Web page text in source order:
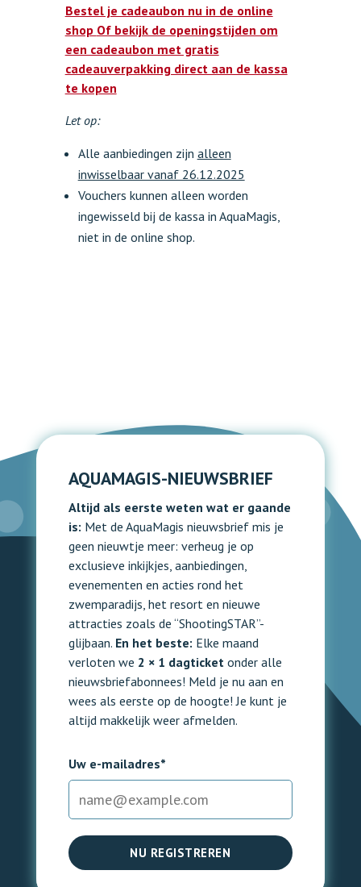
Bestel je cadeaubon nu in de online
shop Of bekijk de openingstijden om
een cadeaubon met gratis
cadeauverpakking direct aan de kassa
te kopen
Let op:
Alle aanbiedingen zijn alleen
inwisselbaar vanaf 26.12.2025
Vouchers kunnen alleen worden
ingewisseld bij de kassa in AquaMagis,
niet in de online shop.
AQUAMAGIS-NIEUWSBRIEF
Altijd als eerste weten wat er gaande
is: Met de AquaMagis nieuwsbrief mis je
geen nieuwtje meer: verheug je op
exclusieve inkijkjes, aanbiedingen,
evenementen en acties rond het
zwemparadijs, het resort en nieuwe
attracties zoals de “ShootingSTAR”-
glijbaan. En het beste: Elke maand
verloten we 2 × 1 dagticket onder alle
nieuwsbriefabonnees! Meld je nu aan en
wees als eerste op de hoogte! Je kunt je
altijd makkelijk weer afmelden.
Uw e-mailadres*
NU REGISTREREN